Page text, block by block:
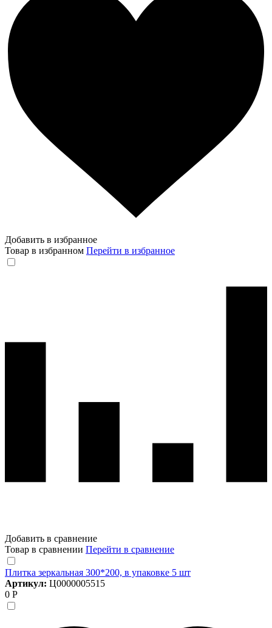
Добавить в избранное
Товар в избранном Перейти в избранное
Добавить в сравнение
Товар в сравнении Перейти в сравнение
Плитка зеркальная 300*200, в упаковке 5 шт
Артикул: Ц0000005515
0 Р